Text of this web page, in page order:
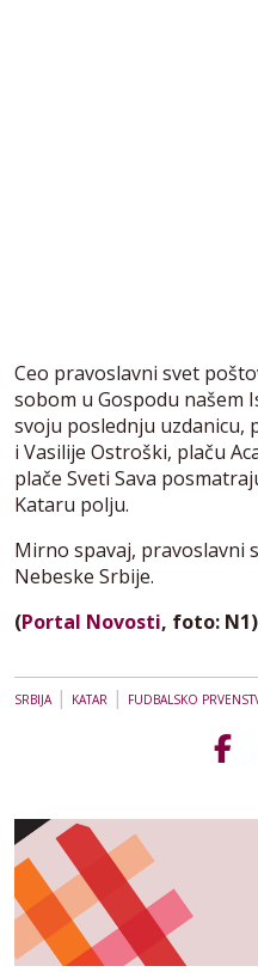
Ceo pravoslavni svet
sobom u Gospodu našem
svoju poslednju uzdanicu,
i Vasilije Ostroški, plaču
plače Sveti Sava
Kataru polju.
Mirno spavaj, pravoslavni
Nebeske Srbije.
(Portal Novosti, foto: N1)
SRBIJA| KATAR | FUDBALSKO